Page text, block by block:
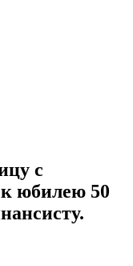
с
юбилею 50